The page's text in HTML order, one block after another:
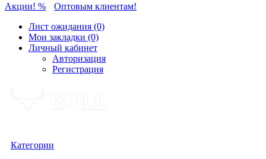
Акции! %
Оптовым клиентам!
Лист ожидания (0)
Мои закладки (0)
Личный кабинет
Авторизация
Регистрация
Категории